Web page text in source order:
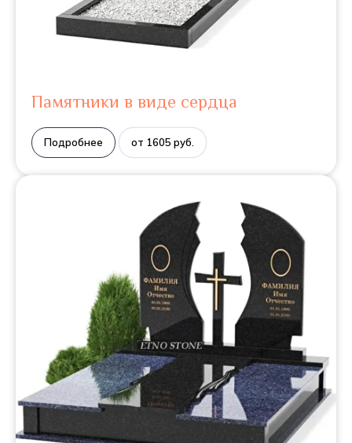
Памятники в виде сердца
Подробнее от 1605 руб.